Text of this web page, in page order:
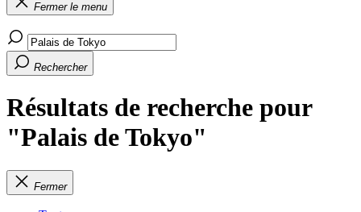
Fermer le menu
Rechercher
Résultats de recherche pour
"Palais de Tokyo"
Fermer